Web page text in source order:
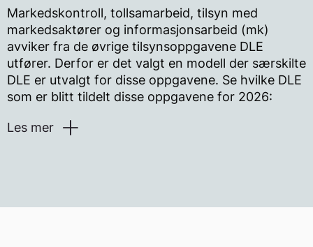
markedstilsyn, har et spesielt ansvar for
å gjøre kontroll av produkter hos
detaljister, tilsyn med importører og
produsenter, samarbeide med
tollmyndighetene og drive
informasjonsarbeid mot bransje og
Aktivitetene definert
Markedskontroll, tollsamarbeid, tilsyn med
markedsaktører og informasjonsarbeid (mk)
avviker fra de øvrige tilsynsoppgavene DLE
utfører. Derfor er det valgt en modell der særskilte
DLE er utvalgt for disse oppgavene. Se hvilke DLE
som er blitt tildelt disse oppgavene for 2026:
Les mer
Lnett AS 1500 timer